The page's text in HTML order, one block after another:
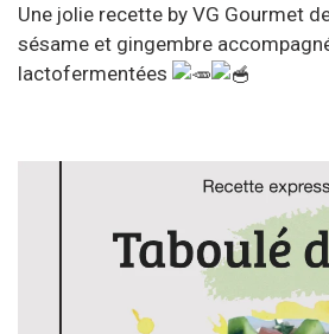
Une jolie recette by VG Gourmet
sésame et gingembre
lactofermentées